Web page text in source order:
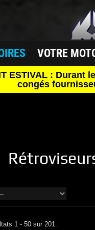
VOTRE
ESTIVAL :
congés
1 - 50 sur 201.